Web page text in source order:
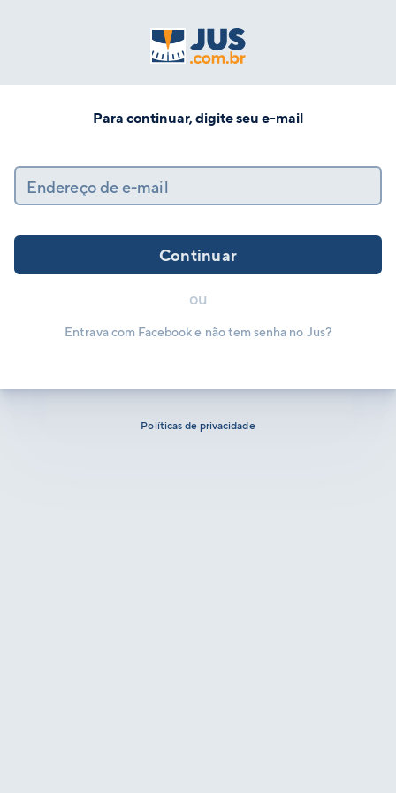
Para continuar, digite seu e-mail
Endereço de e-mail
Continuar
ou
Entrava com Facebook e não tem senha no Jus?
Políticas de privacidade